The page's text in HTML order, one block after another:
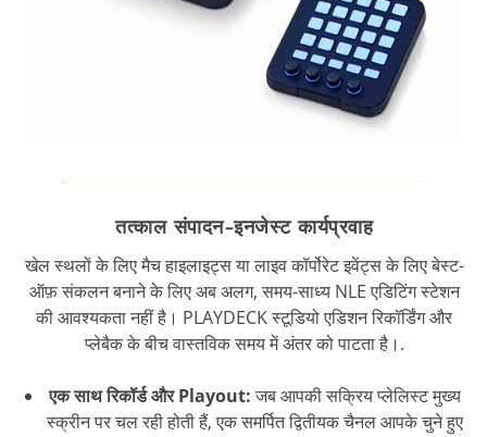
तत्काल संपादन-इनजेस्ट कार्यप्रवाह
खेल स्थलों के लिए मैच हाइलाइट्स या लाइव कॉर्पोरेट इवेंट्स के लिए बेस्ट-
ऑफ़ संकलन बनाने के लिए अब अलग, समय-साध्य NLE एडिटिंग स्टेशन
की आवश्यकता नहीं है। PLAYDECK स्टूडियो एडिशन रिकॉर्डिंग और
प्लेबैक के बीच वास्तविक समय में अंतर को पाटता है।.
एक साथ रिकॉर्ड और Playout:जब आपकी सक्रिय प्लेलिस्ट मुख्य
स्क्रीन पर चल रही होती हैं, एक समर्पित द्वितीयक चैनल आपके चुने हुए